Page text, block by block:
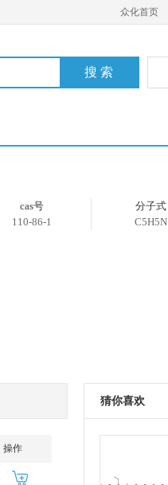
众化首页
cas号
110-86-1
分子式
C5H5N
操作
猜你喜欢